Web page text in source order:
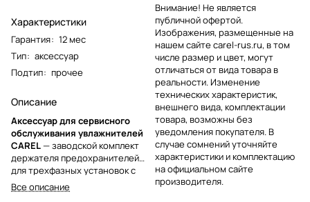
Характеристики
Гарантия: 12 мес
Тип: аксессуар
Подтип: прочее
Описание
Аксессуар для сервисного
обслуживания увлажнителей
CAREL— заводской комплект
держателя предохранителей
для трехфазных установок с
повышенными требованиями к
безопасности. Решение
Все описание
Внимание! Не является
публичной офертой.
Изображения, размещенные на
нашем сайте carel-rus.ru, в том
числе размер и цвет, могут
отличаться от вида товара в
реальности. Изменение
технических характеристик,
внешнего вида, комплектации
товара, возможны без
уведомления покупателя. В
случае сомнений уточняйте
характеристики и комплектацию
на официальном сайте
производителя.